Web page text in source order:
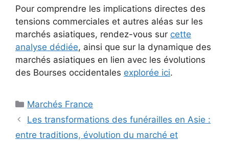
Pour comprendre les implications directes des
tensions commerciales et autres aléas sur les
marchés asiatiques, rendez-vous sur cette
analyse dédiée, ainsi que sur la dynamique des
marchés asiatiques en lien avec les évolutions
des Bourses occidentales explorée ici.
Catégories
Marchés France
Les transformations des funérailles en Asie :
entre traditions, évolution du marché et